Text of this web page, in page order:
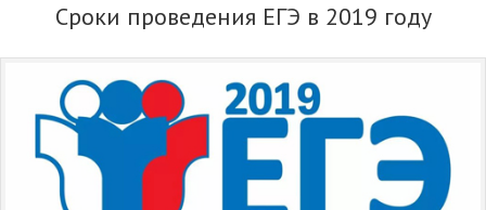
Сроки проведения ЕГЭ в 2019 году